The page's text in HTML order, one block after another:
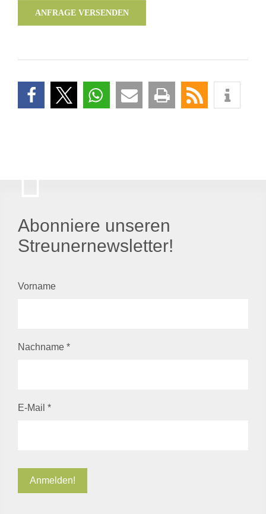
ANFRAGE VERSENDEN
Abonniere unseren
Streunernewsletter!
Vorname
Nachname *
E-Mail *